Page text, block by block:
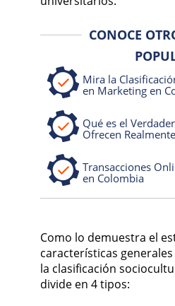
CONOCE
Mira la
en Marketing en
Qué es el
Ofrecen
Transacciones
en Colombia
Como lo demuestra el
características
la clasificación
divide en 4 tipos: